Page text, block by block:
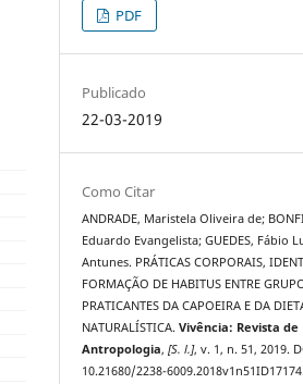
PDF
Publicado
22-03-2019
Como Citar
ANDRADE, Maristela Oliveira de;
Eduardo Evangelista; GUEDES, Fábio
Antunes. PRÁTICAS CORPORAIS,
FORMAÇÃO DE HABITUS ENTRE
PRATICANTES DA CAPOEIRA E DA
NATURALÍSTICA.Vivência: Revista de
Antropologia,[S. l.], v. 1, n. 51, 2019.
10.21680/2238-6009.2018v1n51ID17174.